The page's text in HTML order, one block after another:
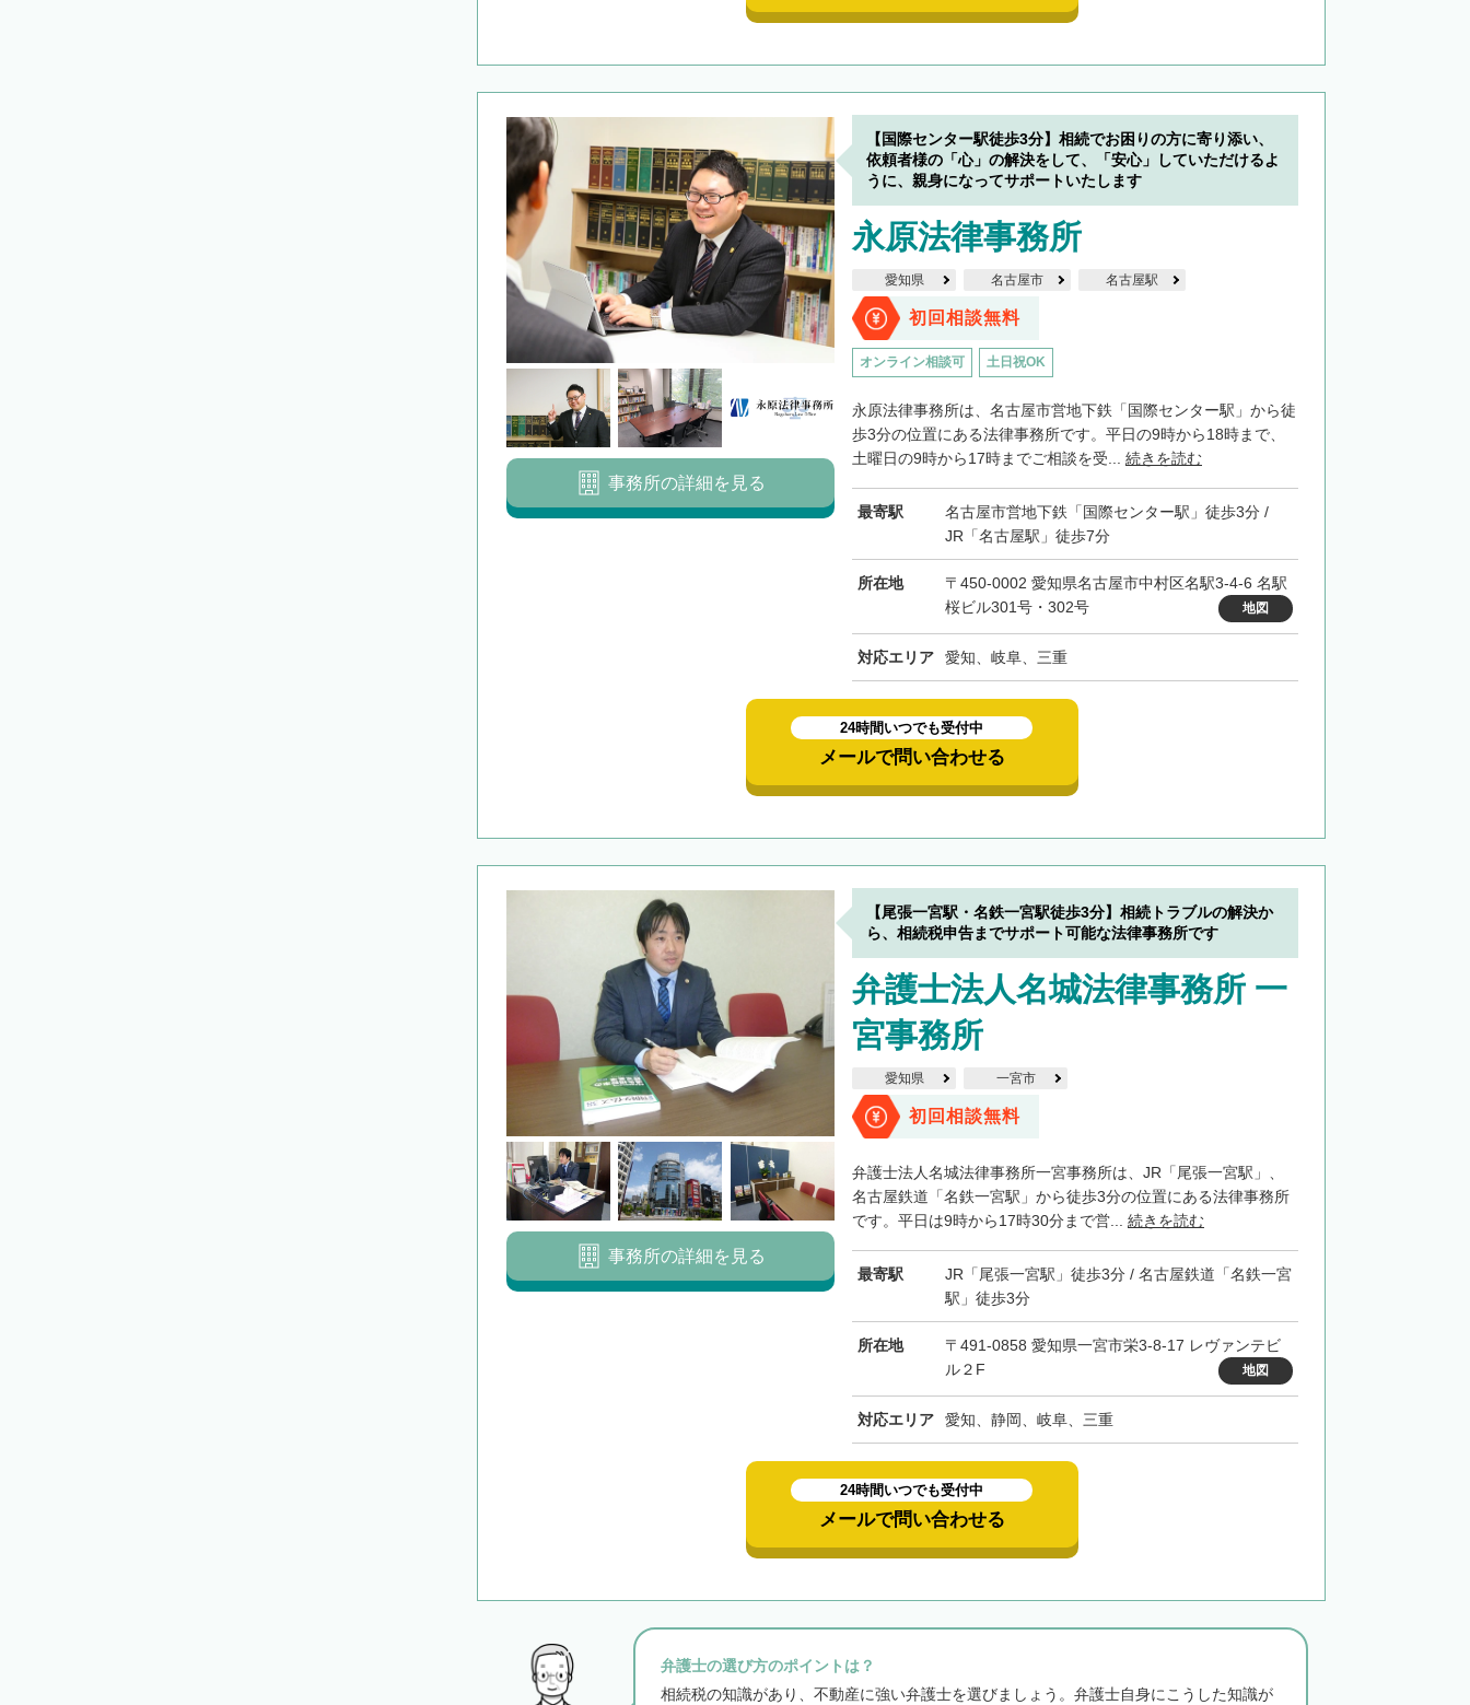
【国際センター駅徒歩3分】相続でお困りの方に寄り添い、
依頼者様の「心」の解決をして、「安心」していただけるよ
うに、親身になってサポートいたします
永原法律事務所
愛知県 名古屋市 名古屋駅
初回相談無料
オンライン相談可 土日祝OK
永原法律事務所は、名古屋市営地下鉄「国際センター駅」から徒
歩3分の位置にある法律事務所です。平日の9時から18時まで、
土曜日の9時から17時までご相談を受... 続きを読む
最寄駅
名古屋市営地下鉄「国際センター駅」徒歩3分 /
JR「名古屋駅」徒歩7分
所在地
〒450-0002 愛知県名古屋市中村区名駅3-4-6 名駅
桜ビル301号・302号
地図
対応エリア 愛知、岐阜、三重
事務所の詳細を見る
24時間いつでも受付中
メールで問い合わせる
【尾張一宮駅・名鉄一宮駅徒歩3分】相続トラブルの解決か
ら、相続税申告までサポート可能な法律事務所です
弁護士法人名城法律事務所 一
宮事務所
愛知県 一宮市
初回相談無料
弁護士法人名城法律事務所一宮事務所は、JR「尾張一宮駅」、
名古屋鉄道「名鉄一宮駅」から徒歩3分の位置にある法律事務所
です。平日は9時から17時30分まで営... 続きを読む
最寄駅
JR「尾張一宮駅」徒歩3分 / 名古屋鉄道「名鉄一宮
駅」徒歩3分
所在地
〒491-0858 愛知県一宮市栄3-8-17 レヴァンテビ
ル２F
地図
対応エリア 愛知、静岡、岐阜、三重
事務所の詳細を見る
24時間いつでも受付中
メールで問い合わせる
弁護士の選び方のポイントは？
相続税の知識があり、不動産に強い弁護士を選びましょう。弁護士自身にこうした知識が